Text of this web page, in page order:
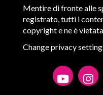
Mentire di fronte alle
registrato, tutti i
copyright e ne è
Change privacy